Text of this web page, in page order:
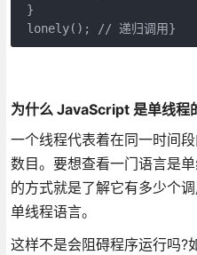
}
lonely(); // 递归调用}
为什么 JavaScript 是单线程
一个线程代表着在同一时间
数目。要想查看一门语言是
的方式就是了解它有多少个
单线程语言。
这样不是会阻碍程序运行吗?